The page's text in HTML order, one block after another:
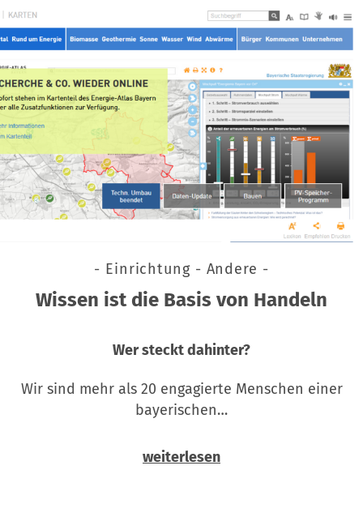
- Einrichtung - Andere -
Wissen ist die Basis von Handeln
Wer steckt dahinter?
Wir sind mehr als 20 engagierte Menschen einer
bayerischen…
weiterlesen